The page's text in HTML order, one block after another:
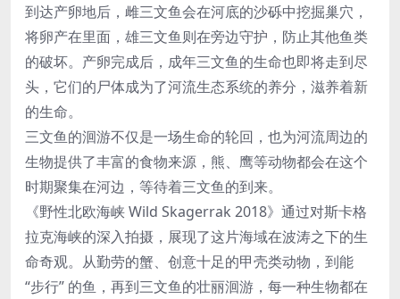
到达产卵地后，雌三文鱼会在河底的沙砾中挖掘巢穴，
将卵产在里面，雄三文鱼则在旁边守护，防止其他鱼类
的破坏。产卵完成后，成年三文鱼的生命也即将走到尽
头，它们的尸体成为了河流生态系统的养分，滋养着新
的生命。
三文鱼的洄游不仅是一场生命的轮回，也为河流周边的
生物提供了丰富的食物来源，熊、鹰等动物都会在这个
时期聚集在河边，等待着三文鱼的到来。
《野性北欧海峡 Wild Skagerrak 2018》通过对斯卡格
拉克海峡的深入拍摄，展现了这片海域在波涛之下的生
命奇观。从勤劳的蟹、创意十足的甲壳类动物，到能
“步行” 的鱼，再到三文鱼的壮丽洄游，每一种生物都在